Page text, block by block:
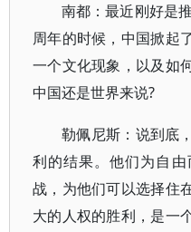
南都：最近刚好是
周年的时候，中国掀起
一个文化现象，以及如
中国还是世界来说?
勒佩尼斯：说到底
利的结果。他们为自
战，为他们可以选择住
大的人权的胜利，是一